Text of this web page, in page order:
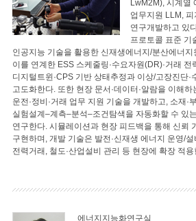
LwM2M), 시계열
업무지원 LLM,
연구개발하고 있
프로토콜 표준 기
인공지능 기술을 활용한 신재생에너지/분산에너지
이를 연계한 ESS 스케줄링·수요자원(DR)·거래
디지털트윈·CPS 기반 상태추정과 이상/고장진단·
고도화한다. 또한 현장 문서·데이터·알람을 이해
운전·정비·거래 업무 지원 기술을 개발하고, 소재·
실험설계–계측–분석–조건탐색을 자동화할 수 있
연구한다. 시뮬레이션과 현장 피드백을 통해 신뢰
구현하며, 개발 기술은 발전·신재생 에너지 운영/
전력거래, 철도·산업설비 관리 등 현장에 확장 적용
에너지지능화연구실